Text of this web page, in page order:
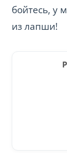
бойтесь, у
из лапши!